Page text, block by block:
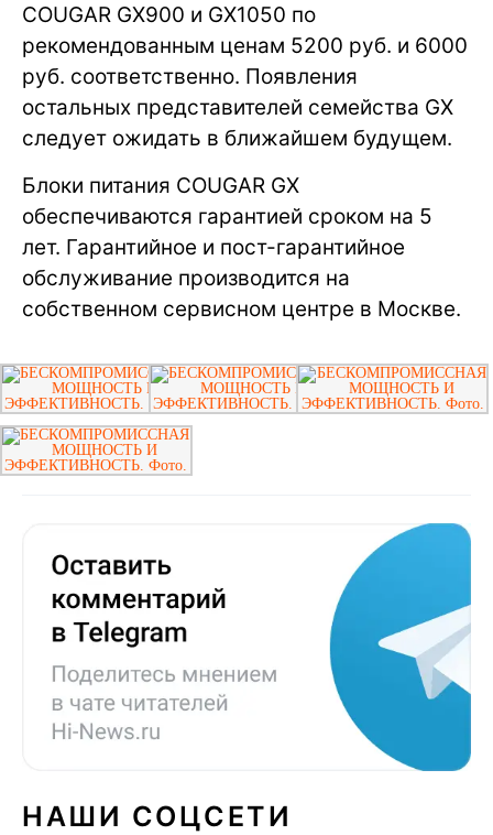
COUGAR GX900 и GX1050 по
рекомендованным ценам 5200 руб. и 6000
руб. соответственно. Появления
остальных представителей семейства GX
следует ожидать в ближайшем будущем.
Блоки питания COUGAR GX
обеспечиваются гарантией сроком на 5
лет. Гарантийное и пост-гарантийное
обслуживание производится на
собственном сервисном центре в Москве.
НАШИ СОЦСЕТИ